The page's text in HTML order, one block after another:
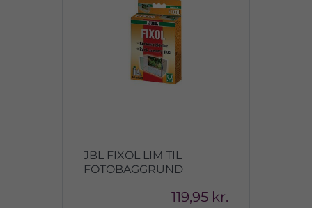
JBL FIXOL LIM TIL
FOTOBAGGRUND
119,95 kr.